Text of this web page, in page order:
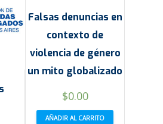
Falsas denuncias en
contexto de
violencia de género
un mito globalizado
$0.00
AÑADIR AL CARRITO